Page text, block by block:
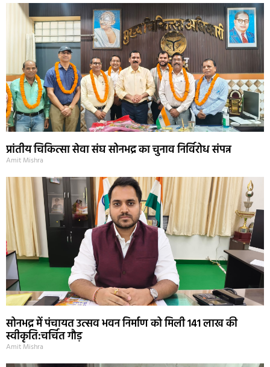
प्रांतीय चिकित्सा सेवा संघ सोनभद्र का चुनाव निर्विरोध संपन्न
Amit Mishra
सोनभद्र में पंचायत उत्सव भवन निर्माण को मिली 141 लाख की
स्वीकृति:चर्चित गौड़
Amit Mishra